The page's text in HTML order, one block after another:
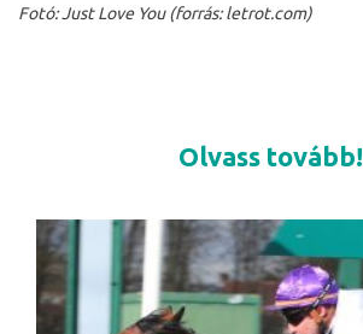
Fotó: Just Love You (forrás: letrot.com)
Olvass tovább!